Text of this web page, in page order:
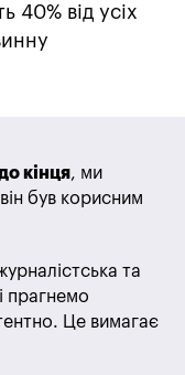
40% від усіх
кінця, ми
був корисним
та
прагнемо
Це вимагає